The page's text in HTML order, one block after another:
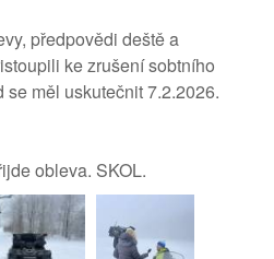
předpovědi deště a
ke zrušení sobtního
měl uskutečnit 7.2.2026.
obleva. SKOL.